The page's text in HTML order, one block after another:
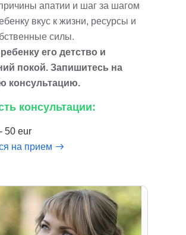
апатии и шаг за шагом
вкус к жизни, ресурсы и
силы.
его детство и
покой. Запишитесь на
консультацию.
консультации:
50 eur
на прием